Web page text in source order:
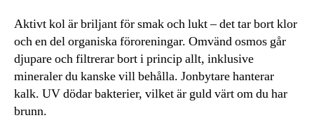
Aktivt kol är briljant för smak och lukt – det tar bort klor
och en del organiska föroreningar. Omvänd osmos går
djupare och filtrerar bort i princip allt, inklusive
mineraler du kanske vill behålla. Jonbytare hanterar
kalk. UV dödar bakterier, vilket är guld värt om du har
brunn.